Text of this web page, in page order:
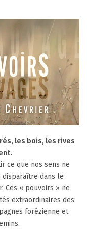
les bois, les rives
ce que nos sens ne
dans le
Ces « pouvoirs » ne
extraordinaires des
forézienne et